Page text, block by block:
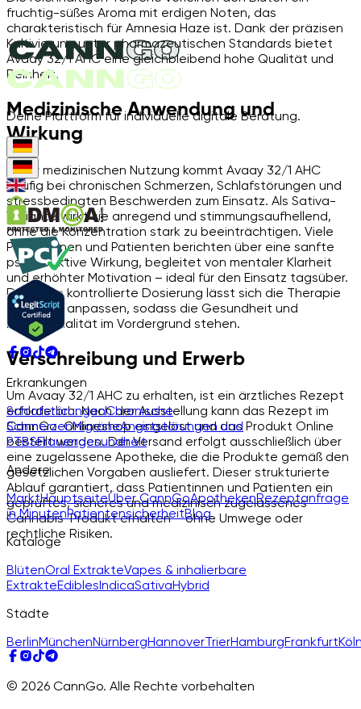
fruchtig-süßes Aroma mit erdigen Noten, das
charakteristisch für Amnesia Haze ist. Dank der präzisen
Kultivierung unter pharmazeutischen Standards bietet
Avaay 32/1 AHC eine gleichbleibend hohe Qualität und
Reinheit.
Medizinische Anwendung und
Wirkung
In der medizinischen Nutzung kommt Avaay 32/1 AHC
häufig bei chronischen Schmerzen, Schlafstörungen und
stressbedingten Beschwerden zum Einsatz. Als Sativa-
Variante wirkt sie anregend und stimmungsaufhellend,
ohne die Konzentration stark zu beeinträchtigen. Viele
Patientinnen und Patienten berichten über eine sanfte
psychoaktive Wirkung, begleitet von mentaler Klarheit
und erhöhter Motivation – ideal für den Einsatz tagsüber.
Durch die kontrollierte Dosierung lässt sich die Therapie
individuell anpassen, sodass die Gesundheit und
Lebensqualität im Vordergrund stehen.
Verschreibung und Erwerb
Um Avaay 32/1 AHC zu erhalten, ist ein ärztliches Rezept
erforderlich. Nach der Ausstellung kann das Rezept im
CannGo-Onlineshop eingelöst und das Produkt Online
bestellt werden. Der Versand erfolgt ausschließlich über
eine zugelassene Apotheke, die die Produkte gemäß den
gesetzlichen Vorgaben ausliefert. Dieser strukturierte
Ablauf garantiert, dass Patientinnen und Patienten ein
geprüftes, sicheres und medizinisch zugelassenes
Cannabis-Produkt erhalten – ohne Umwege oder
rechtliche Risiken.
Deine Plattform für individuelle digitale Beratung.
Erkrankungen
SchlafstörungenChronische
SchmerzenMigräneAngststörungen und
PTBSFrauengesundheit
Andere
MarktHauptseiteÜber CannGoApothekenRezeptanfrage
in MinutenPatientensicherheitBlog
Kataloge
BlütenOral ExtrakteVapes & inhalierbare
ExtrakteEdiblesIndicaSativaHybrid
Städte
BerlinMünchenNürnbergHannoverTrierHamburgFrankfurt
© 2026 CannGo. Alle Rechte vorbehalten